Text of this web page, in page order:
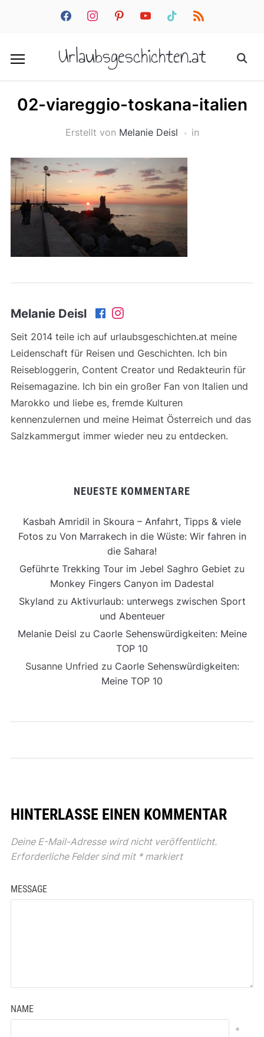
facebookinstagrampinterestyoutube tiktok rss
Urlaubsgeschichten.at
02-viareggio-toskana-italien
Erstellt von Melanie Deisl in
Melanie Deisl
Seit 2014 teile ich auf urlaubsgeschichten.at meine
Leidenschaft für Reisen und Geschichten. Ich bin
Reisebloggerin, Content Creator und Redakteurin für
Reisemagazine. Ich bin ein großer Fan von Italien und
Marokko und liebe es, fremde Kulturen
kennenzulernen und meine Heimat Österreich und das
Salzkammergut immer wieder neu zu entdecken.
NEUESTE KOMMENTARE
Kasbah Amridil in Skoura – Anfahrt, Tipps & viele
Fotoszu Von Marrakech in die Wüste: Wir fahren in
die Sahara!
Geführte Trekking Tour im Jebel Saghro Gebiet zu
Monkey Fingers Canyon im Dadestal
Skyland zu Aktivurlaub: unterwegs zwischen Sport
und Abenteuer
Melanie Deisl zu Caorle Sehenswürdigkeiten: Meine
TOP 10
Susanne Unfried zu Caorle Sehenswürdigkeiten:
Meine TOP 10
HINTERLASSE EINEN KOMMENTAR
Deine E-Mail-Adresse wird nicht veröffentlicht.
Erforderliche Felder sind mit *markiert
MESSAGE
NAME
*